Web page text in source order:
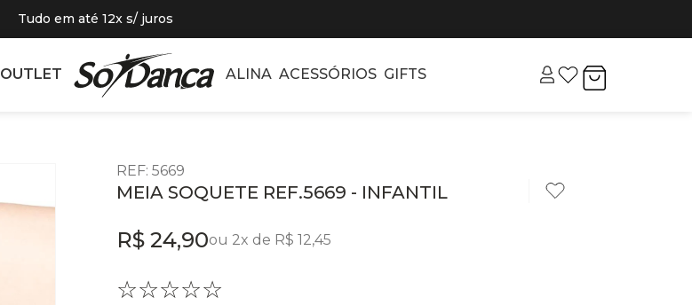
Tudo em até 12x s/ juros
OUTLET ALINA ACESSÓRIOS GIFTS
REF: 5669
MEIA SOQUETE REF.5669 - INFANTIL
R$ 24,90ou 2x de R$ 12,45
☆☆☆☆☆